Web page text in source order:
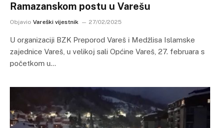
Ramazanskom postu u Varešu
Objavio Vareški vijestnik 27/02/2025
U organizaciji BZK Preporod Vareš i Medžlisa Islamske
zajednice Vareš, u velikoj sali Općine Vareš, 27. februara s
početkom u…